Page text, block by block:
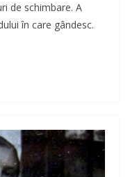
de schimbare. A
în care gândesc.